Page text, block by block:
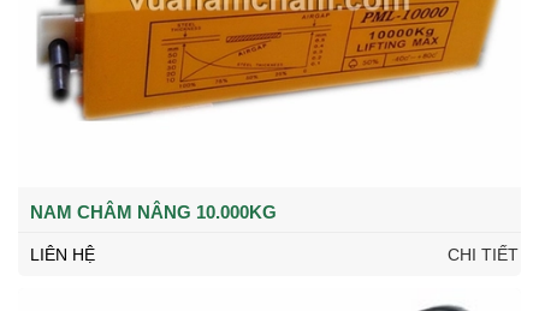
NAM CHÂM NÂNG 10.000KG
LIÊN HỆ CHI TIẾT